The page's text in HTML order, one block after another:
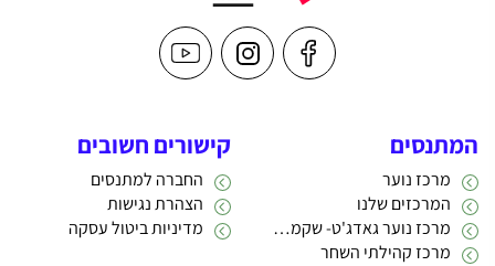
המתנסים
מרכז נוער
המרכזים שלנו
מרכז נוער גאדג'ט- שקמה 22
מרכז קהילתי השחר
קישורים חשובים
החברה למתנסים
הצהרת נגישות
מדיניות ביטול עסקה